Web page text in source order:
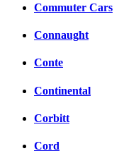
Commuter Cars
Connaught
Conte
Continental
Corbitt
Cord